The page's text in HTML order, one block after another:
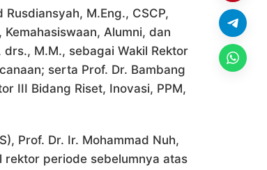
M.Eng., CSCP,
Alumni, dan
M.M., sebagai Wakil Rektor
serta Prof. Dr. Bambang
III Bidang Riset, Inovasi, PPM,
Prof. Dr. Ir. Mohammad Nuh,
rektor periode sebelumnya atas